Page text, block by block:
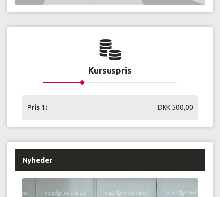
Kursuspris
Pris 1: DKK 500,00
Nyheder